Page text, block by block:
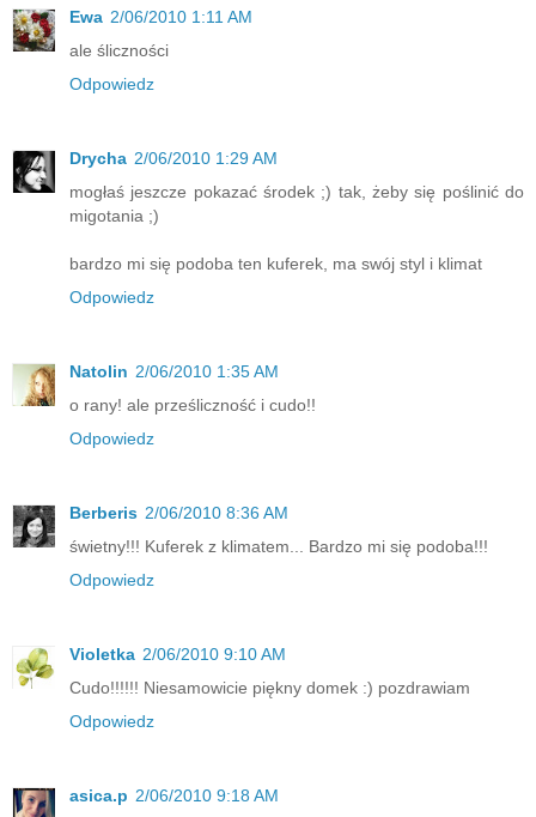
Ewa 2/06/2010 1:11 AM
ale śliczności
Odpowiedz
Drycha 2/06/2010 1:29 AM
mogłaś jeszcze pokazać środek ;) tak, żeby się poślinić do
migotania ;)
bardzo mi się podoba ten kuferek, ma swój styl i klimat
Odpowiedz
Natolin 2/06/2010 1:35 AM
o rany! ale prześliczność i cudo!!
Odpowiedz
Berberis 2/06/2010 8:36 AM
świetny!!! Kuferek z klimatem... Bardzo mi się podoba!!!
Odpowiedz
Violetka 2/06/2010 9:10 AM
Cudo!!!!!! Niesamowicie piękny domek :) pozdrawiam
Odpowiedz
asica.p 2/06/2010 9:18 AM